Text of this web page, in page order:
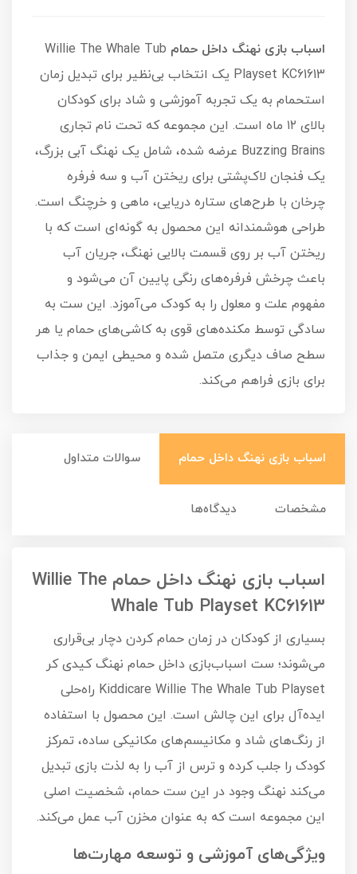
اسباب بازی نهنگ داخل حمام Willie The Whale Tub
Playset KC61613 یک انتخاب بی‌نظیر برای تبدیل زمان
استحمام به یک تجربه آموزشی و شاد برای کودکان
بالای ۱۲ ماه است. این مجموعه که تحت نام تجاری
Buzzing Brains عرضه شده، شامل یک نهنگ آبی بزرگ،
یک فنجان لاک‌پشتی برای ریختن آب و سه فرفره
چرخان با طرح‌های ستاره دریایی، ماهی و خرچنگ است.
طراحی هوشمندانه این محصول به گونه‌ای است که با
ریختن آب بر روی قسمت بالایی نهنگ، جریان آب
باعث چرخش فرفره‌های رنگی پایین آن می‌شود و
مفهوم علت و معلول را به کودک می‌آموزد. این ست به
سادگی توسط مکنده‌های قوی به کاشی‌های حمام یا هر
سطح صاف دیگری متصل شده و محیطی ایمن و جذاب
برای بازی فراهم می‌کند.
اسباب بازی نهنگ داخل حمام سوالات متداول
مشخصات دیدگاه‌ها
اسباب بازی نهنگ داخل حمام Willie The
Whale Tub Playset KC61613
بسیاری از کودکان در زمان حمام کردن دچار بی‌قراری
می‌شوند؛ ست اسباب‌بازی داخل حمام نهنگ کیدی کر
Kiddicare Willie The Whale Tub Playset راه‌حلی
ایده‌آل برای این چالش است. این محصول با استفاده
از رنگ‌های شاد و مکانیسم‌های مکانیکی ساده، تمرکز
کودک را جلب کرده و ترس از آب را به لذت بازی تبدیل
می‌کند نهنگ وجود در این ست حمام، شخصیت اصلی
این مجموعه است که به عنوان مخزن آب عمل می‌کند.
ویژگی‌های آموزشی و توسعه مهارت‌ها